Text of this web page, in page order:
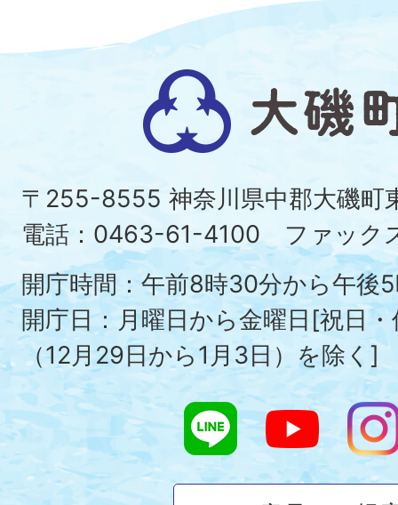
大
磯
町
〒255-8555 神奈川県中郡大磯
電話：0463-61-4100 ファック
開庁時間：午前8時30分から午後
開庁日：月曜日から金曜日[祝日
（12月29日から1月3日）を除く]